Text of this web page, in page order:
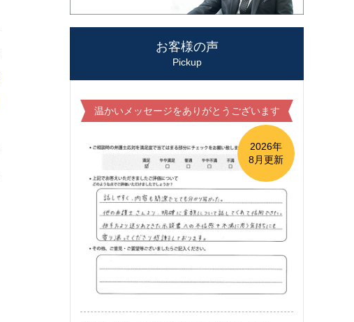
お客様の声
Pickup
温かいメッセージをありがとうございます
2026年
8月更新